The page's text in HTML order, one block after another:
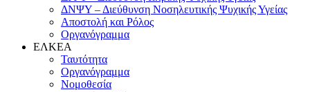
ΔΝΨΥ – Διεύθυνση Νοσηλευτικής Ψυχικής Υγείας
Αποστολή και Ρόλος
Οργανόγραμμα
ΕΛΚΕΑ
Ταυτότητα
Οργανόγραμμα
Νομοθεσία